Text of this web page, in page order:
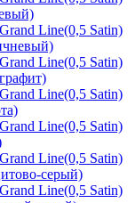
Line(0,5 Satin)
Line(0,5 Satin)
Line(0,5 Satin)
Line(0,5 Satin)
Line(0,5 Satin)
серый)
Line(0,5 Satin)